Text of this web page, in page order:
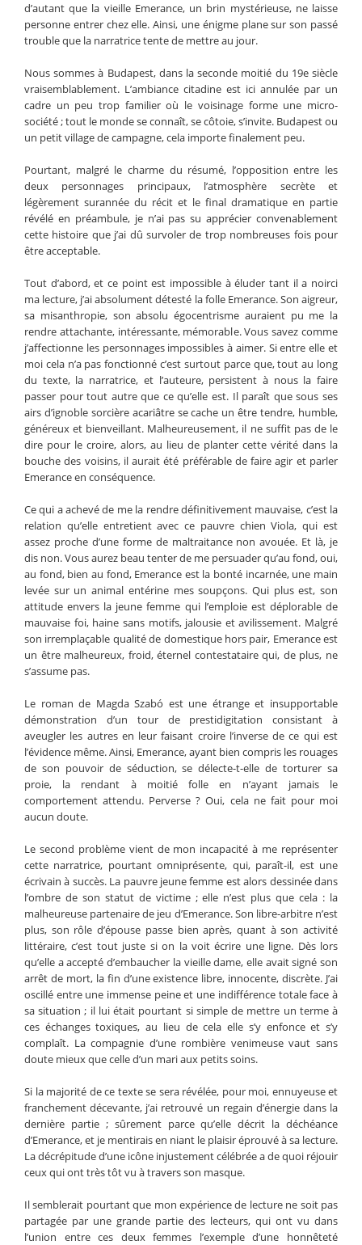
d’autant que la vieille Emerance, un brin mystérieuse, ne laisse
personne entrer chez elle. Ainsi, une énigme plane sur son passé
trouble que la narratrice tente de mettre au jour.
Nous sommes à Budapest, dans la seconde moitié du 19e siècle
vraisemblablement. L’ambiance citadine est ici annulée par un
cadre un peu trop familier où le voisinage forme une micro-
société ; tout le monde se connaît, se côtoie, s’invite. Budapest ou
un petit village de campagne, cela importe finalement peu.
Pourtant, malgré le charme du résumé, l’opposition entre les
deux personnages principaux, l’atmosphère secrète et
légèrement surannée du récit et le final dramatique en partie
révélé en préambule, je n’ai pas su apprécier convenablement
cette histoire que j’ai dû survoler de trop nombreuses fois pour
être acceptable.
Tout d’abord, et ce point est impossible à éluder tant il a noirci
ma lecture, j’ai absolument détesté la folle Emerance. Son aigreur,
sa misanthropie, son absolu égocentrisme auraient pu me la
rendre attachante, intéressante, mémorable. Vous savez comme
j’affectionne les personnages impossibles à aimer. Si entre elle et
moi cela n’a pas fonctionné c’est surtout parce que, tout au long
du texte, la narratrice, et l’auteure, persistent à nous la faire
passer pour tout autre que ce qu’elle est. Il paraît que sous ses
airs d’ignoble sorcière acariâtre se cache un être tendre, humble,
généreux et bienveillant. Malheureusement, il ne suffit pas de le
dire pour le croire, alors, au lieu de planter cette vérité dans la
bouche des voisins, il aurait été préférable de faire agir et parler
Emerance en conséquence.
Ce qui a achevé de me la rendre définitivement mauvaise, c’est la
relation qu’elle entretient avec ce pauvre chien Viola, qui est
assez proche d’une forme de maltraitance non avouée. Et là, je
dis non. Vous aurez beau tenter de me persuader qu’au fond, oui,
au fond, bien au fond, Emerance est la bonté incarnée, une main
levée sur un animal entérine mes soupçons. Qui plus est, son
attitude envers la jeune femme qui l’emploie est déplorable de
mauvaise foi, haine sans motifs, jalousie et avilissement. Malgré
son irremplaçable qualité de domestique hors pair, Emerance est
un être malheureux, froid, éternel contestataire qui, de plus, ne
s’assume pas.
Le roman de Magda Szabó est une étrange et insupportable
démonstration d’un tour de prestidigitation consistant à
aveugler les autres en leur faisant croire l’inverse de ce qui est
l’évidence même. Ainsi, Emerance, ayant bien compris les rouages
de son pouvoir de séduction, se délecte-t-elle de torturer sa
proie, la rendant à moitié folle en n’ayant jamais le
comportement attendu. Perverse ? Oui, cela ne fait pour moi
aucun doute.
Le second problème vient de mon incapacité à me représenter
cette narratrice, pourtant omniprésente, qui, paraît-il, est une
écrivain à succès. La pauvre jeune femme est alors dessinée dans
l’ombre de son statut de victime ; elle n’est plus que cela : la
malheureuse partenaire de jeu d’Emerance. Son libre-arbitre n’est
plus, son rôle d’épouse passe bien après, quant à son activité
littéraire, c’est tout juste si on la voit écrire une ligne. Dès lors
qu’elle a accepté d’embaucher la vieille dame, elle avait signé son
arrêt de mort, la fin d’une existence libre, innocente, discrète. J’ai
oscillé entre une immense peine et une indifférence totale face à
sa situation ; il lui était pourtant si simple de mettre un terme à
ces échanges toxiques, au lieu de cela elle s’y enfonce et s’y
complaît. La compagnie d’une rombière venimeuse vaut sans
doute mieux que celle d’un mari aux petits soins.
Si la majorité de ce texte se sera révélée, pour moi, ennuyeuse et
franchement décevante, j’ai retrouvé un regain d’énergie dans la
dernière partie ; sûrement parce qu’elle décrit la déchéance
d’Emerance, et je mentirais en niant le plaisir éprouvé à sa lecture.
La décrépitude d’une icône injustement célébrée a de quoi réjouir
ceux qui ont très tôt vu à travers son masque.
Il semblerait pourtant que mon expérience de lecture ne soit pas
partagée par une grande partie des lecteurs, qui ont vu dans
l’union entre ces deux femmes l’exemple d’une honnêteté